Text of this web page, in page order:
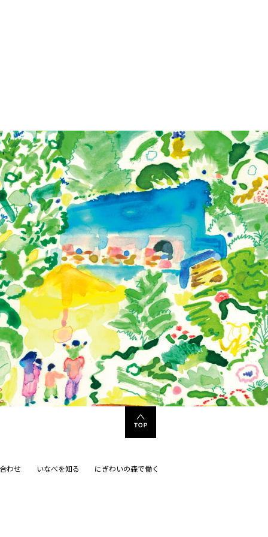
わせ いなべを知る にぎわいの森で働く